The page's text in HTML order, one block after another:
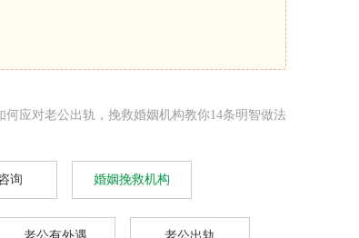
何应对老公出轨，挽救婚姻机构教你14条明智做法
询 婚姻挽救机构